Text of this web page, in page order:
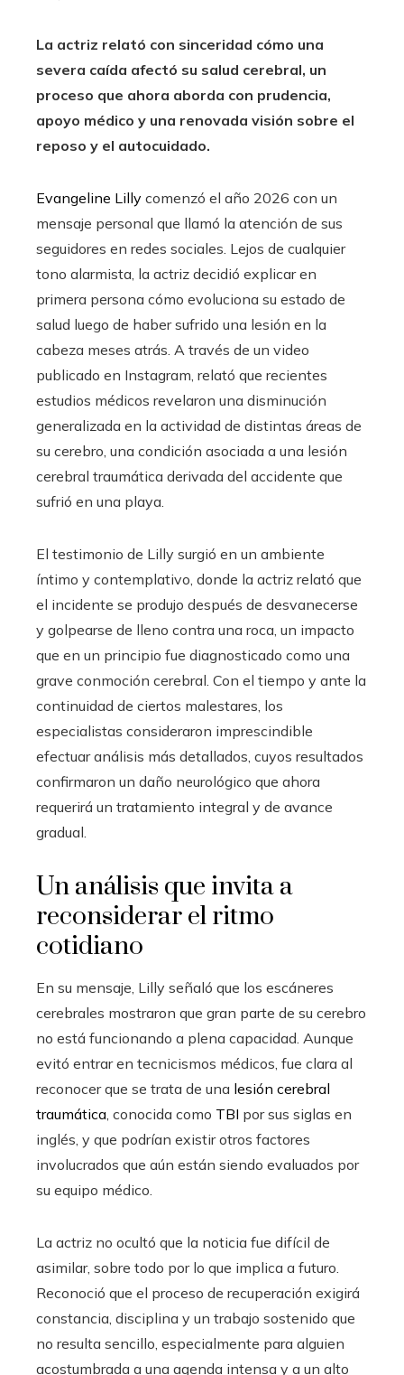
La actriz relató con sinceridad cómo una
severa caída afectó su salud cerebral, un
proceso que ahora aborda con prudencia,
apoyo médico y una renovada visión sobre el
reposo y el autocuidado.
Evangeline Lilly comenzó el año 2026 con un
mensaje personal que llamó la atención de sus
seguidores en redes sociales. Lejos de cualquier
tono alarmista, la actriz decidió explicar en
primera persona cómo evoluciona su estado de
salud luego de haber sufrido una lesión en la
cabeza meses atrás. A través de un video
publicado en Instagram, relató que recientes
estudios médicos revelaron una disminución
generalizada en la actividad de distintas áreas de
su cerebro, una condición asociada a una lesión
cerebral traumática derivada del accidente que
sufrió en una playa.
El testimonio de Lilly surgió en un ambiente
íntimo y contemplativo, donde la actriz relató que
el incidente se produjo después de desvanecerse
y golpearse de lleno contra una roca, un impacto
que en un principio fue diagnosticado como una
grave conmoción cerebral. Con el tiempo y ante la
continuidad de ciertos malestares, los
especialistas consideraron imprescindible
efectuar análisis más detallados, cuyos resultados
confirmaron un daño neurológico que ahora
requerirá un tratamiento integral y de avance
gradual.
Un análisis que invita a
reconsiderar el ritmo
cotidiano
En su mensaje, Lilly señaló que los escáneres
cerebrales mostraron que gran parte de su cerebro
no está funcionando a plena capacidad. Aunque
evitó entrar en tecnicismos médicos, fue clara al
reconocer que se trata de una lesión cerebral
traumática , conocida como TBI por sus siglas en
inglés, y que podrían existir otros factores
involucrados que aún están siendo evaluados por
su equipo médico.
La actriz no ocultó que la noticia fue difícil de
asimilar, sobre todo por lo que implica a futuro.
Reconoció que el proceso de recuperación exigirá
constancia, disciplina y un trabajo sostenido que
no resulta sencillo, especialmente para alguien
acostumbrada a una agenda intensa y a un alto